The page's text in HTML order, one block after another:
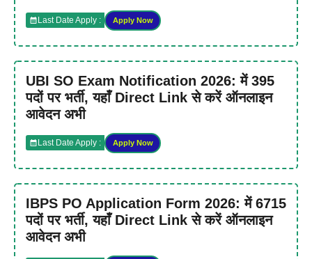
Last Date Apply : Apply Now
UBI SO Exam Notification 2026: में 395
पदों पर भर्ती, यहाँ Direct Link से करें ऑनलाइन
आवेदन अभी
Last Date Apply : Apply Now
IBPS PO Application Form 2026: में 6715
पदों पर भर्ती, यहाँ Direct Link से करें ऑनलाइन
आवेदन अभी